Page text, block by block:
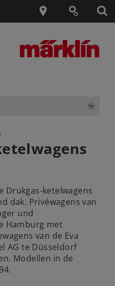
Drukgas-ketelwagens
dak. Privéwagens van
und
Hamburg met
van de Eva
AG te Düsseldorf
Modellen in de